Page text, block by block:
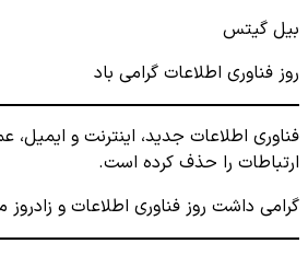
بیل گیتس
روز فناوری اطلاعات گرامی باد
فناوری اطلاعات جدید، اینترنت و ایمیل،
ارتباطات را حذف کرده است.
گرامی داشت روز فناوری اطلاعات و